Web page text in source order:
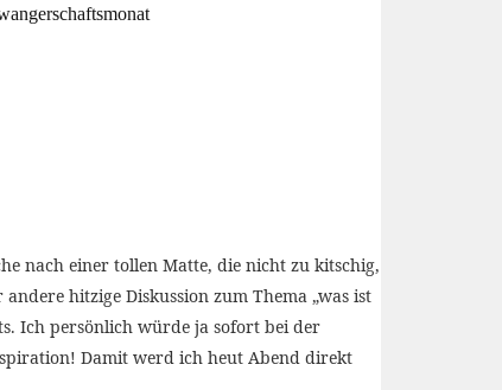
nach einer tollen Matte, die nicht zu kitschig,
hitzige Diskussion zum Thema „was ist
Ich persönlich würde ja sofort bei der
Damit werd ich heut Abend direkt